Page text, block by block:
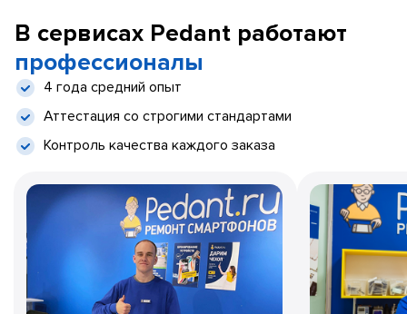
В сервисах Pedant работают
профессионалы
4 года средний опыт
Аттестация со строгими стандартами
Контроль качества каждого заказа